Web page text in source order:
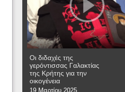
Οι διδαχές της
γερόντισσας Γαλακτίας
της Κρήτης για την
οικογένεια
19 Μαρτίου 2025